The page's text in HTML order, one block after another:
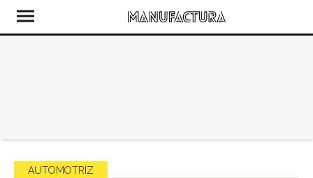
AUTOMOTRIZ